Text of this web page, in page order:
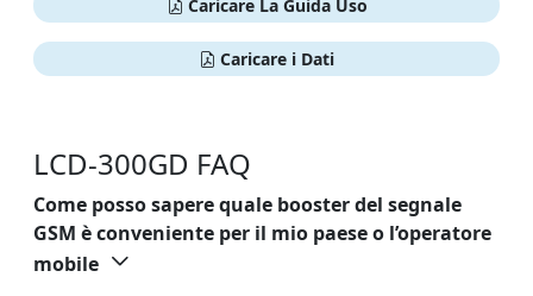
Caricare La Guida Uso
Caricare i Dati
LCD-300GD FAQ
Come posso sapere quale booster del segnale
GSM è conveniente per il mio paese o l’operatore
mobile